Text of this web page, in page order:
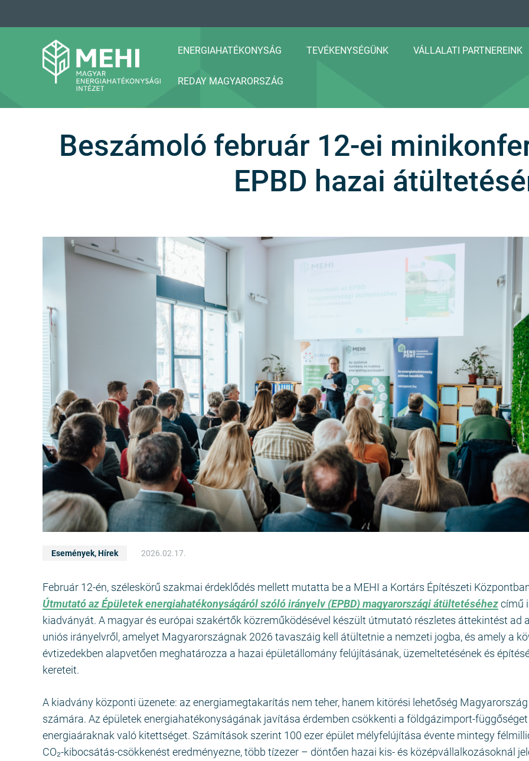
ENERGIAHATÉKONYSÁG TEVÉKENYSÉGÜNK VÁLLALATI PARTNEREINK
REDAY MAGYARORSZÁG
Beszámoló február 12-ei
EPBD hazai
Események,Hírek 2026.02.17.
Február 12-én, széleskörű szakmai érdeklődés mellett mutatta be a MEHI a Kortárs Építészeti
Útmutató az Épületek energiahatékonyságáról szóló irányelv (EPBD) magyarországi átültetéséhezcímű
kiadványát. A magyar és európai szakértők közreműködésével készült útmutató részletes áttekintést ad
uniós irányelvről, amelyet Magyarországnak 2026 tavaszáig kell átültetnie a nemzeti jogba, és amely a
évtizedekben alapvetően meghatározza a hazai épületállomány felújításának, üzemeltetésének és
kereteit.
A kiadvány központi üzenete: az energiamegtakarítás nem teher, hanem kitörési lehetőség Magyarország
számára. Az épületek energiahatékonyságának javítása érdemben csökkenti a földgázimport-függőséget
energiaáraknak való kitettséget. Számítások szerint 100 ezer épület mélyfelújítása évente mintegy
CO₂-kibocsátás-csökkenést eredményezne, több tízezer – döntően hazai kis- és középvállalkozásoknál